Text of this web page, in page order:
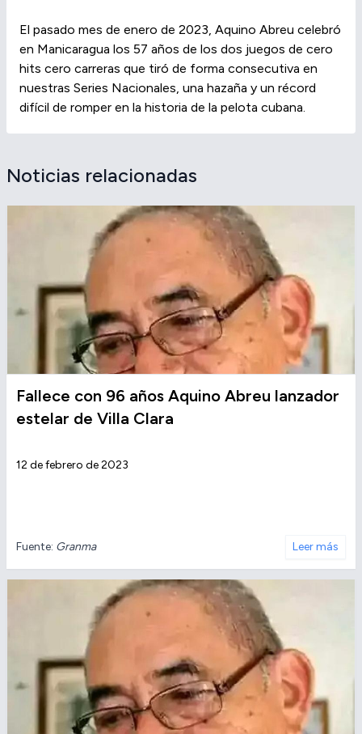
El pasado mes de enero de 2023, Aquino Abreu celebró
en Manicaragua los 57 años de los dos juegos de cero
hits cero carreras que tiró de forma consecutiva en
nuestras Series Nacionales, una hazaña y un récord
difícil de romper en la historia de la pelota cubana.
Noticias relacionadas
Fallece con 96 años Aquino Abreu lanzador
estelar de Villa Clara
12 de febrero de 2023
Fuente: Granma Leer más